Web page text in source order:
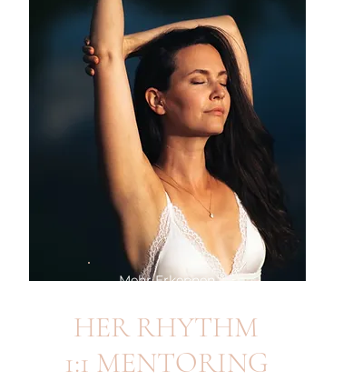
Mehr Erkennen
HER RHYTHM
1:1 MENTORING